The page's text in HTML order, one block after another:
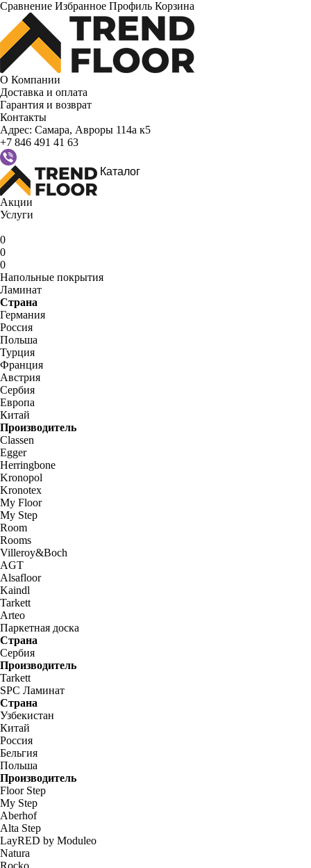
Сравнение Избранное Профиль Корзина
О Компании
Доставка и оплата
Гарантия и возврат
Контакты
Адрес: Самара, Авроры 114а к5
+7 846 491 41 63
Каталог
Акции
Услуги
0
0
0
Напольные покрытия
Ламинат
Страна
Германия
Россия
Польша
Турция
Франция
Австрия
Сербия
Европа
Китай
Производитель
Classen
Egger
Herringbone
Kronopol
Kronotex
My Floor
My Step
Room
Rooms
Villeroy&Boch
AGT
Alsafloor
Kaindl
Tarkett
Arteo
Паркетная доска
Страна
Сербия
Производитель
Tarkett
SPC Ламинат
Страна
Узбекистан
Китай
Россия
Бельгия
Польша
Производитель
Floor Step
My Step
Aberhof
Alta Step
LayRED by Moduleo
Natura
Rocko